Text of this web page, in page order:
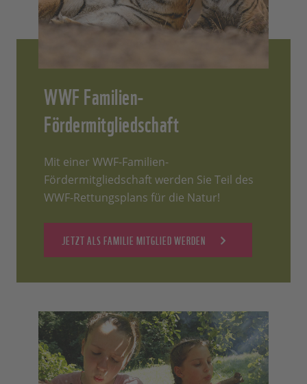
WWF Familien-
Fördermitgliedschaft
Mit einer WWF-Familien-
Fördermitgliedschaft werden Sie Teil des
WWF-Rettungsplans für die Natur!
JETZT ALS FAMILIE MITGLIED WERDEN